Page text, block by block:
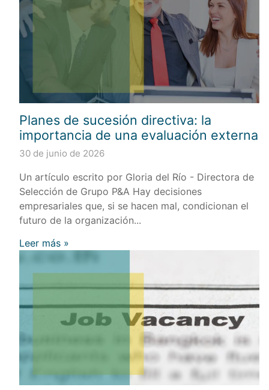
Planes de sucesión directiva: la
importancia de una evaluación externa
30 de junio de 2026
Un artículo escrito por Gloria del Río - Directora de
Selección de Grupo P&A Hay decisiones
empresariales que, si se hacen mal, condicionan el
futuro de la organización...
Leer más »